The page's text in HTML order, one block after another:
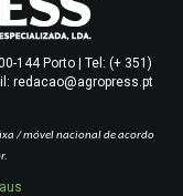
144 Porto | Tel: (+ 351)
redacao@agropress.pt
/ móvel nacional de acordo